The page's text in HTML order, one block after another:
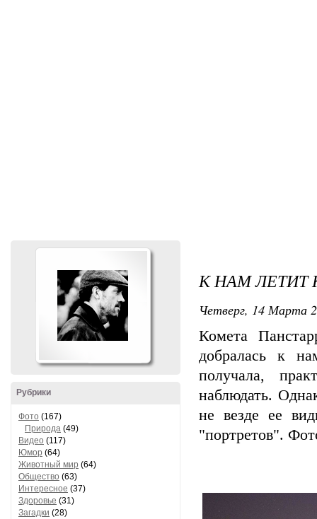
Рубрики
Фото (167)
Природа (49)
Видео (117)
Юмор (64)
Животный мир (64)
Общество (63)
Интересное (37)
Здоровье (31)
Загадки (28)
К НАМ ЛЕТИТ
Четверг, 14 Марта
Комета
добралась к
получала,
наблюдать.
не везде ее
"портретов".